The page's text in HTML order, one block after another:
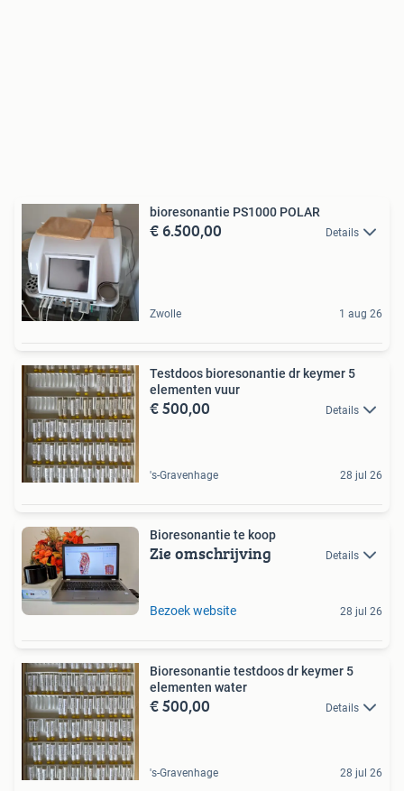
bioresonantie PS1000 POLAR
€ 6.500,00 Details
Zwolle 1 aug 26
Testdoos bioresonantie dr keymer 5
elementen vuur
€ 500,00 Details
's-Gravenhage 28 jul 26
Bioresonantie te koop
Zie omschrijving Details
Bezoek website 28 jul 26
Bioresonantie testdoos dr keymer 5
elementen water
€ 500,00 Details
's-Gravenhage 28 jul 26